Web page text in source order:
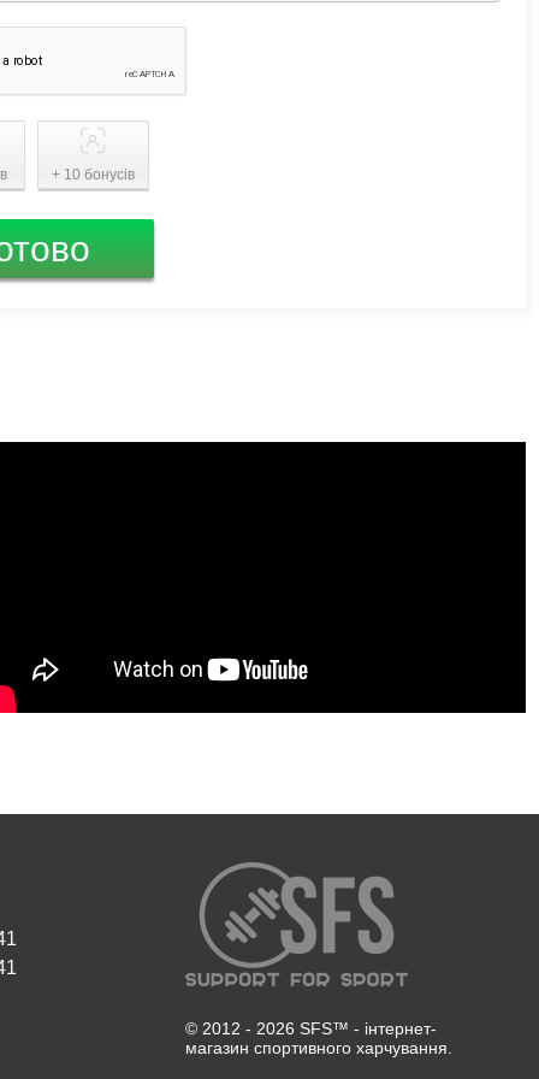
+ 10 бонусів
© 2012 - 2026 SFS™ - інтернет-
магазин спортивного харчування.